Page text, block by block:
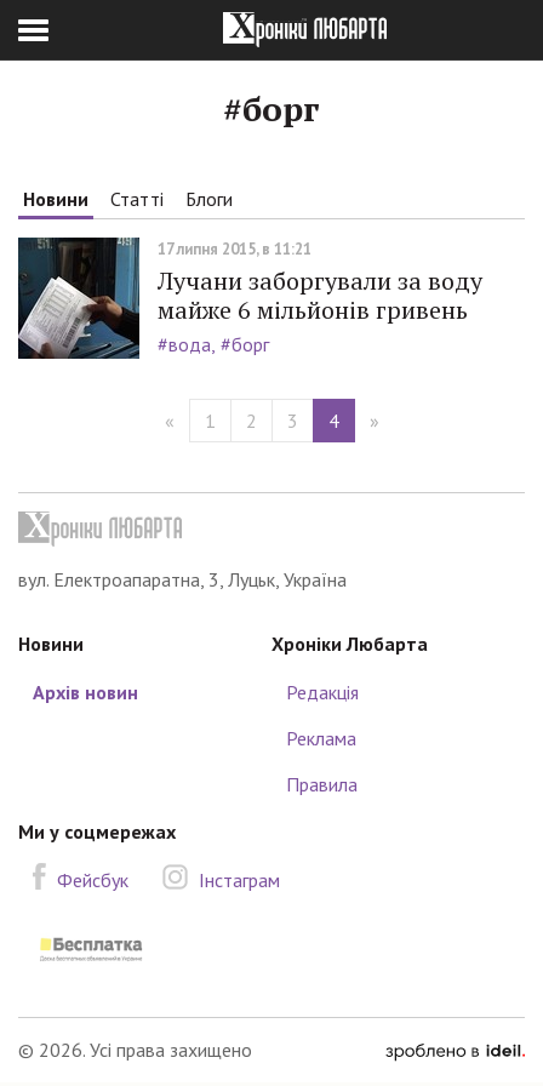
#борг
Новини Статті Блоги
17 липня 2015, в 11:21
Лучани заборгували за воду
майже 6 мільйонів гривень
#вода #борг
« 1 2 3 4 »
вул. Електроапаратна, 3, Луцьк, Україна
Новини
Архів новин
Хроніки Любарта
Редакція
Реклама
Правила
Ми у соцмережах
Фейсбук
Інстаграм
© 2026. Усі права захищено
зроблено